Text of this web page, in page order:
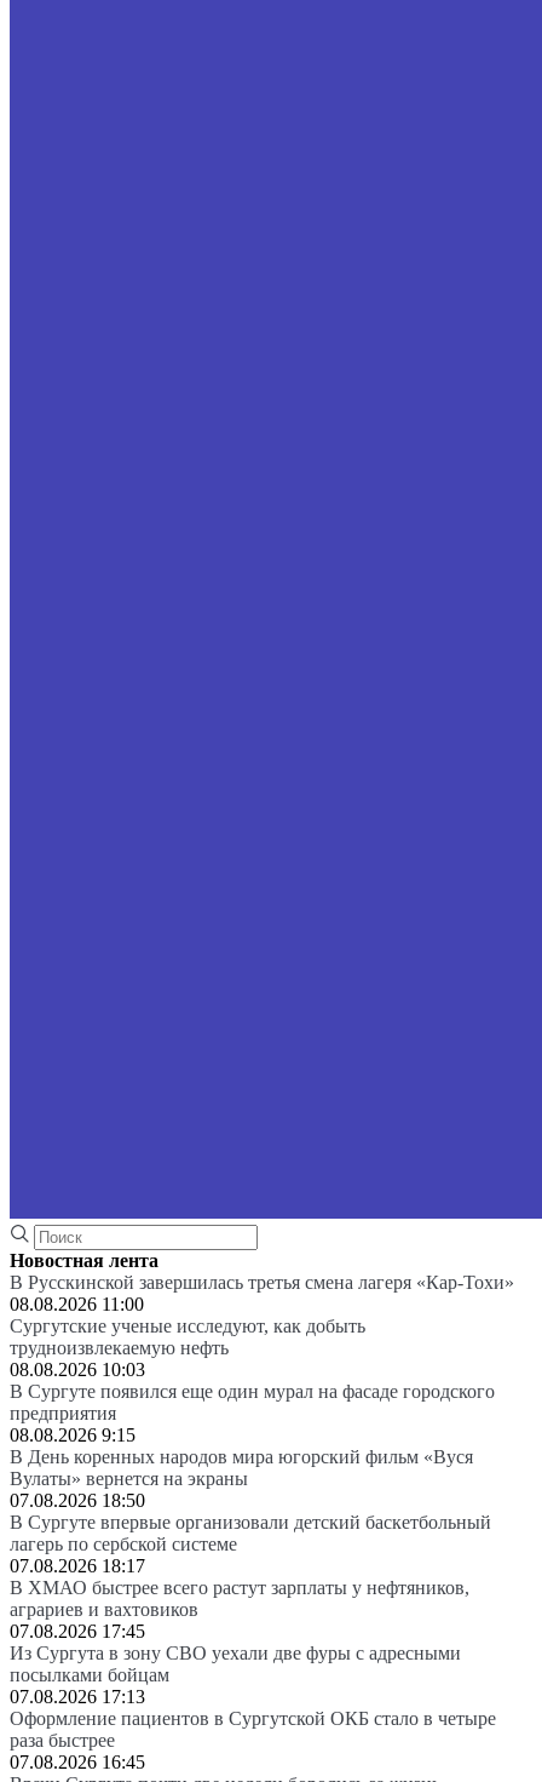
Новостная лента
В Русскинской завершилась третья смена лагеря «Кар-Тохи»
08.08.2026 11:00
Сургутские ученые исследуют, как добыть
трудноизвлекаемую нефть
08.08.2026 10:03
В Сургуте появился еще один мурал на фасаде городского
предприятия
08.08.2026 9:15
В День коренных народов мира югорский фильм «Вуся
Вулаты» вернется на экраны
07.08.2026 18:50
В Сургуте впервые организовали детский баскетбольный
лагерь по сербской системе
07.08.2026 18:17
В ХМАО быстрее всего растут зарплаты у нефтяников,
аграриев и вахтовиков
07.08.2026 17:45
Из Сургута в зону СВО уехали две фуры с адресными
посылками бойцам
07.08.2026 17:13
Оформление пациентов в Сургутской ОКБ стало в четыре
раза быстрее
07.08.2026 16:45